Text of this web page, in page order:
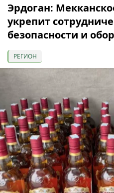
Эрдоган:
укрепит
безопасности и
РЕГИОН